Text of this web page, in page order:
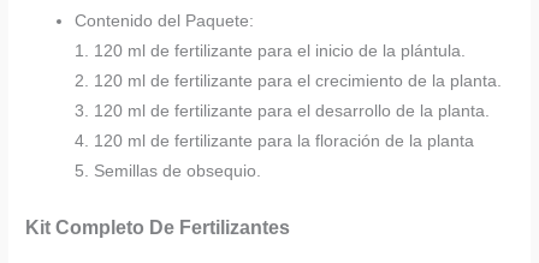
Contenido del Paquete:
1. 120 ml de fertilizante para el inicio de la plántula.
2. 120 ml de fertilizante para el crecimiento de la planta.
3. 120 ml de fertilizante para el desarrollo de la planta.
4. 120 ml de fertilizante para la floración de la planta
5. Semillas de obsequio.
Kit Completo De Fertilizantes